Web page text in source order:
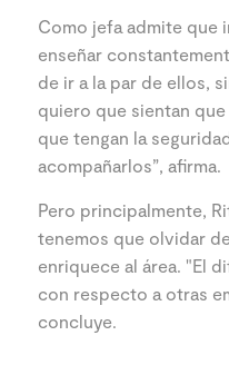
Como jefa admite que
enseñar
de ir a la par de ellos,
quiero que sientan
que tengan la
acompañarlos”, afirma.
Pero principalmente,
tenemos que olvidar
enriquece al área. "El
con respecto a otras
concluye.